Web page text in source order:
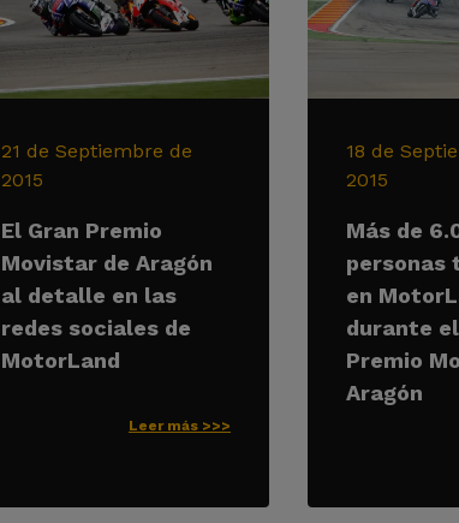
21 de Septiembre de
2015
El Gran Premio
Movistar de Aragón
al detalle en las
redes sociales de
MotorLand
Leer más >>>
18 de
2015
Más de
personas
en
durante
Premio
Aragón